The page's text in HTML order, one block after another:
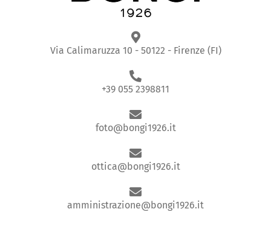
Via Calimaruzza 10 - 50122 - Firenze (FI)
+39 055 2398811
foto@bongi1926.it
ottica@bongi1926.it
amministrazione@bongi1926.it